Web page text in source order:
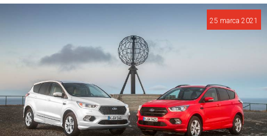
ruszy
wiosną
2025
roku.
25 marca 2021